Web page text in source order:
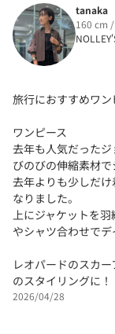
tanaka
160 cm
旅行におすすめワン
ワンピース
去年も人気だった
びのびの伸縮素材
去年よりも少しだ
なりました。
上にジャケットを
やシャツ合わせでデ
レオパードのスカ
のスタイリングに！
2026/04/28